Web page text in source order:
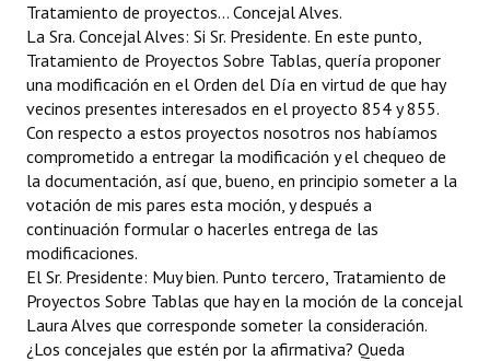
Tratamiento de proyectos... Concejal Alves.
La Sra. Concejal Alves: Si Sr. Presidente. En este punto,
Tratamiento de Proyectos Sobre Tablas, quería proponer
una modificación en el Orden del Día en virtud de que hay
vecinos presentes interesados en el proyecto 854 y 855.
Con respecto a estos proyectos nosotros nos habíamos
comprometido a entregar la modificación y el chequeo de
la documentación, así que, bueno, en principio someter a la
votación de mis pares esta moción, y después a
continuación formular o hacerles entrega de las
modificaciones.
El Sr. Presidente: Muy bien. Punto tercero, Tratamiento de
Proyectos Sobre Tablas que hay en la moción de la concejal
Laura Alves que corresponde someter la consideración.
¿Los concejales que estén por la afirmativa? Queda